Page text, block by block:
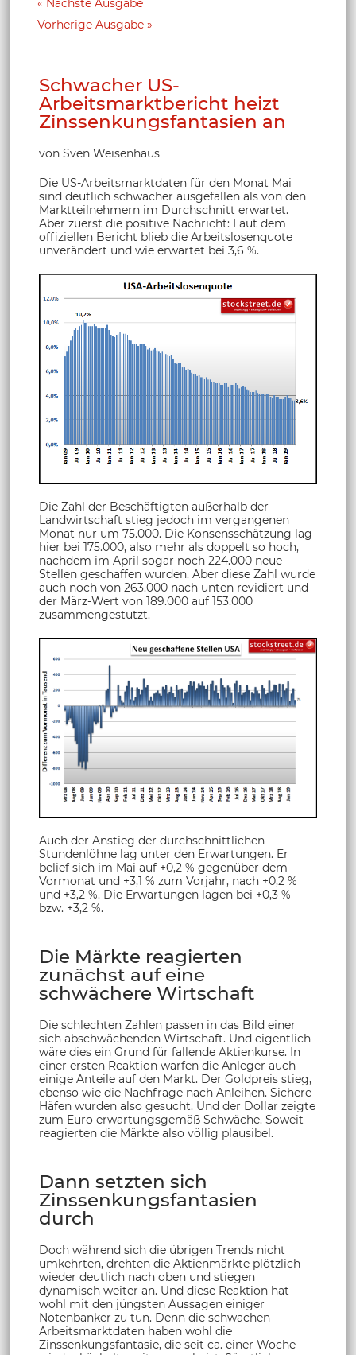
Vorherige Ausgabe
Schwacher US-
Arbeitsmarktbericht heizt
Zinssenkungsfantasien an
von Sven Weisenhaus
Die US-Arbeitsmarktdaten für den Monat Mai
sind deutlich schwächer ausgefallen als von den
Marktteilnehmern im Durchschnitt erwartet.
Aber zuerst die positive Nachricht: Laut dem
offiziellen Bericht blieb die Arbeitslosenquote
unverändert und wie erwartet bei 3,6 %.
Die Zahl der Beschäftigten außerhalb der
Landwirtschaft stieg jedoch im vergangenen
Monat nur um 75.000. Die Konsensschätzung lag
hier bei 175.000, also mehr als doppelt so hoch,
nachdem im April sogar noch 224.000 neue
Stellen geschaffen wurden. Aber diese Zahl wurde
auch noch von 263.000 nach unten revidiert und
der März-Wert von 189.000 auf 153.000
zusammengestutzt.
Auch der Anstieg der durchschnittlichen
Stundenlöhne lag unter den Erwartungen. Er
belief sich im Mai auf +0,2 % gegenüber dem
Vormonat und +3,1 % zum Vorjahr, nach +0,2 %
und +3,2 %. Die Erwartungen lagen bei +0,3 %
bzw. +3,2 %.
Die Märkte reagierten
zunächst auf eine
schwächere Wirtschaft
Die schlechten Zahlen passen in das Bild einer
sich abschwächenden Wirtschaft. Und eigentlich
wäre dies ein Grund für fallende Aktienkurse. In
einer ersten Reaktion warfen die Anleger auch
einige Anteile auf den Markt. Der Goldpreis stieg,
ebenso wie die Nachfrage nach Anleihen. Sichere
Häfen wurden also gesucht. Und der Dollar zeigte
zum Euro erwartungsgemäß Schwäche. Soweit
reagierten die Märkte also völlig plausibel.
Dann setzten sich
Zinssenkungsfantasien
durch
Doch während sich die übrigen Trends nicht
umkehrten, drehten die Aktienmärkte plötzlich
wieder deutlich nach oben und stiegen
dynamisch weiter an. Und diese Reaktion hat
wohl mit den jüngsten Aussagen einiger
Notenbanker zu tun. Denn die schwachen
Arbeitsmarktdaten haben wohl die
Zinssenkungsfantasie, die seit ca. einer Woche